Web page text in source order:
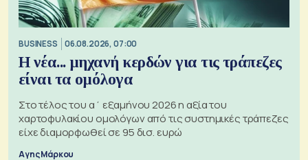
BUSINESS 06.08.2026, 07:00
Η νέα... μηχανή κερδών για τις τράπεζες
είναι τα ομόλογα
Στο τέλος του α΄ εξαμήνου 2026 η αξία του
χαρτοφυλακίου ομολόγων από τις συστημικές τράπεζες
είχε διαμορφωθεί σε 95 δισ. ευρώ
Αγης Μάρκου